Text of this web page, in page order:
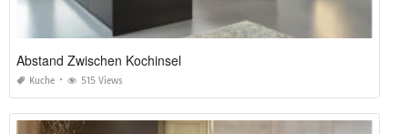
Abstand Zwischen Kochinsel
Kuche 515 Views